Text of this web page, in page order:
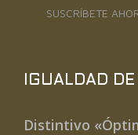
SUSCRÍBETE
IGUALDAD
Distintivo